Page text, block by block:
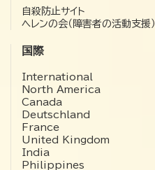
自殺防止サイト
ヘレンの会（障害者の活動支援）
国際
International
North America
Canada
Deutschland
France
United Kingdom
India
Philippines